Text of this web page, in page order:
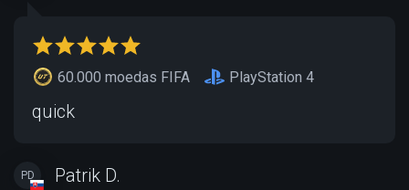
60.000 moedas FIFA PlayStation 4
quick
PD Patrik D.